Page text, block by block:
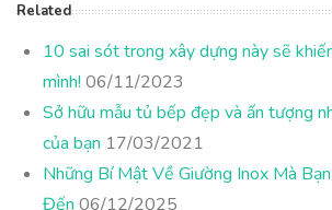
Related
10 sai sót trong xây dựng này sẽ
mình! 06/11/2023
Sở hữu mẫu tủ bếp đẹp và ấn tượng
của bạn 17/03/2021
Những Bí Mật Về Giường Inox Mà
Đến 06/12/2025